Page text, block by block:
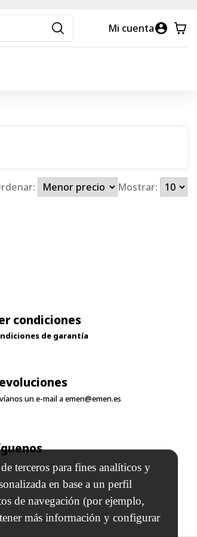
Mi cuenta
Mostrar:
condiciones
de garantía
un e-mail aemen@emen.es
terceros para fines analíticos y
en base a un perfil
de navegación (por ejemplo,
más información y configurar